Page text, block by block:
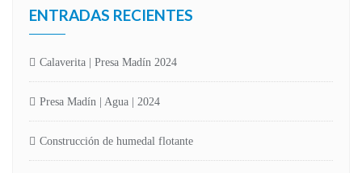
ENTRADAS RECIENTES
Calaverita | Presa Madín 2024
Presa Madín | Agua | 2024
Construcción de humedal flotante